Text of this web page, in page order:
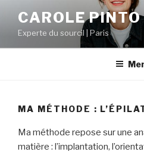
contenu
principal
CAROLE PINTO
Experte du sourcil | Paris
MA MÉTHODE :
Ma méthode repose sur une
matière : l’implantation,